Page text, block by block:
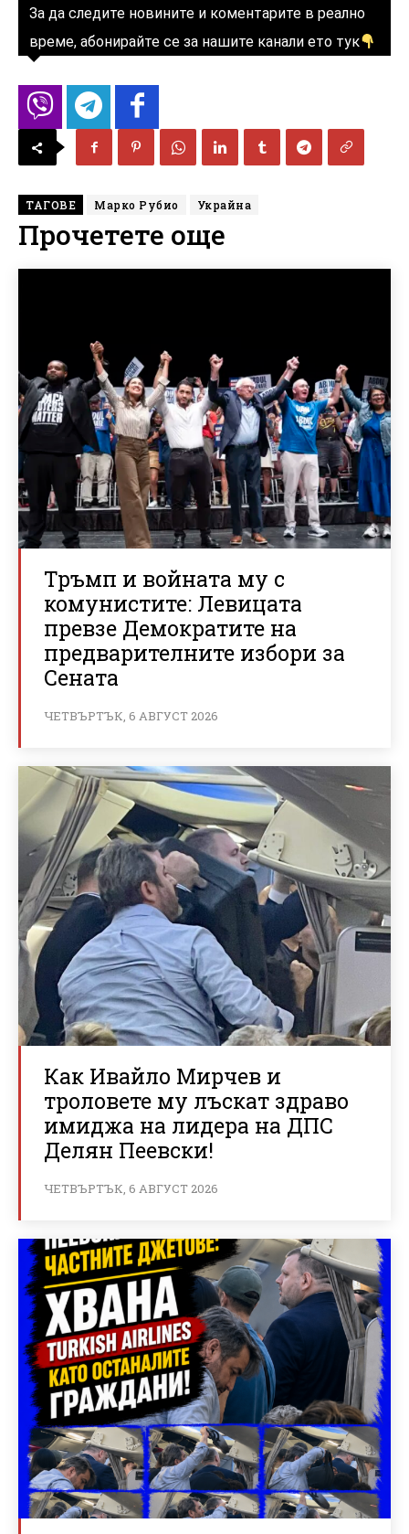
За да следите новините и коментарите в реално
време, абонирайте се за нашите канали ето тук
ТАГОВЕ Марко Рубио Украйна
Прочетете още
Тръмп и войната му с
комунистите: Левицата
превзе Демократите на
предварителните избори за
Сената
ЧЕТВЪРТЪК, 6 АВГУСТ 2026
Как Ивайло Мирчев и
троловете му лъскат здраво
имиджа на лидера на ДПС
Делян Пеевски!
ЧЕТВЪРТЪК, 6 АВГУСТ 2026